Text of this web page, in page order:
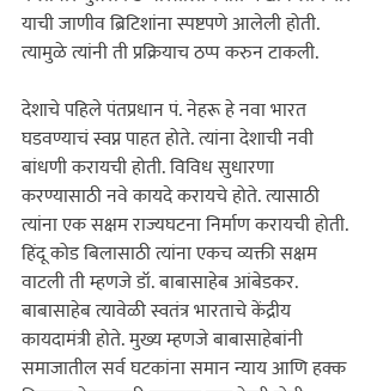
याची जाणीव ब्रिटिशांना स्पष्टपणे आलेली होती.
त्यामुळे त्यांनी ती प्रक्रियाच ठप्प करुन टाकली.
देशाचे पहिले पंतप्रधान पं. नेहरू हे नवा भारत
घडवण्याचं स्वप्न पाहत होते. त्यांना देशाची नवी
बांधणी करायची होती. विविध सुधारणा
करण्यासाठी नवे कायदे करायचे होते. त्यासाठी
त्यांना एक सक्षम राज्यघटना निर्माण करायची होती.
हिंदू कोड बिलासाठी त्यांना एकच व्यक्ती सक्षम
वाटली ती म्हणजे डॉ. बाबासाहेब आंबेडकर.
बाबासाहेब त्यावेळी स्वतंत्र भारताचे केंद्रीय
कायदामंत्री होते. मुख्य म्हणजे बाबासाहेबांनी
समाजातील सर्व घटकांना समान न्याय आणि हक्क